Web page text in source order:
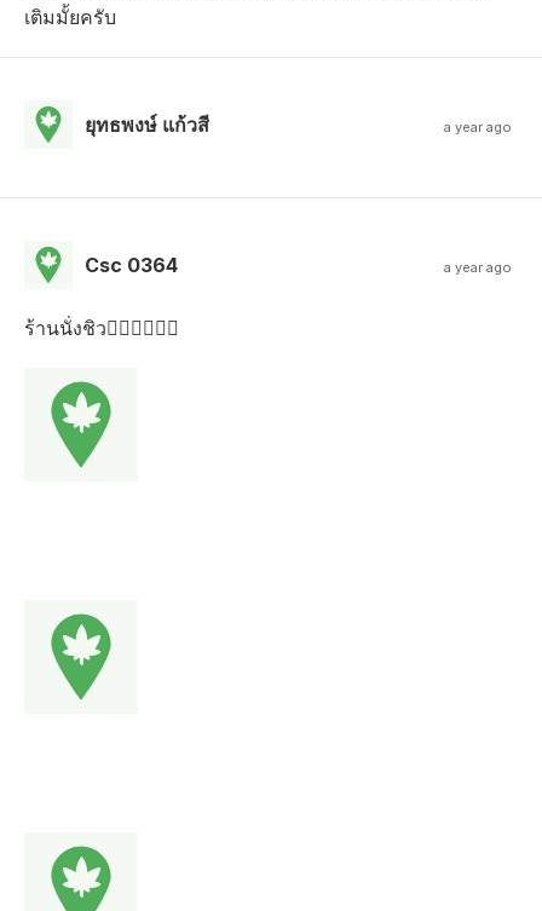
เติมมั้ยครับ
ยุทธพงษ์ แก้วสี a year ago
Csc 0364 a year ago
ร้านนั่งชิว😵‍💫😵‍💫😵‍💫